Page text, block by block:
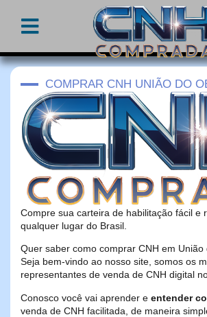
COMPRAR CNH UNIÃO DO
Compre sua carteira de habilitação fácil e
qualquer lugar do Brasil.
Quer saber como comprar CNH em União
Seja bem-vindo ao nosso site, somos os
representantes de venda de CNH digital
Conosco você vai aprender e entender
venda de CNH facilitada, de maneira